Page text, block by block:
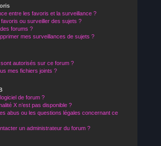
entre les favoris et la surveillance ?
ou surveiller des sujets ?
forums ?
mes surveillances de sujets ?
autorisés sur ce forum ?
mes fichiers joints ?
de forum ?
X n’est pas disponible ?
abus ou les questions légales concernant ce
un administrateur du forum ?